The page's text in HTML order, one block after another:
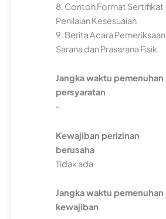
8. Contoh Format Sertifikat
Penilaian Kesesuaian
9. Berita Acara Pemeriksaan
Sarana dan Prasarana Fisik
Jangka waktu pemenuhan
persyaratan
-
Kewajiban perizinan
berusaha
Tidak ada
Jangka waktu pemenuhan
kewajiban